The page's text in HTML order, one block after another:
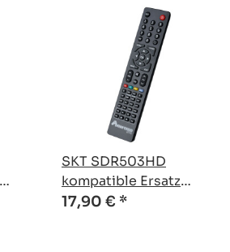
SKT SDR503HD
kompatible Ersatz
Fernbedienung
17,90 € *